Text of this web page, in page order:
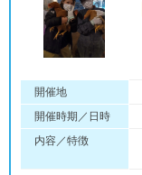
開催地
開催時期／日時
内容／特徴